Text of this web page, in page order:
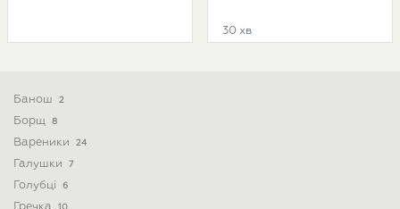
30 хв
Банош 2
Борщ 8
Вареники 24
Галушки 7
Голубці 6